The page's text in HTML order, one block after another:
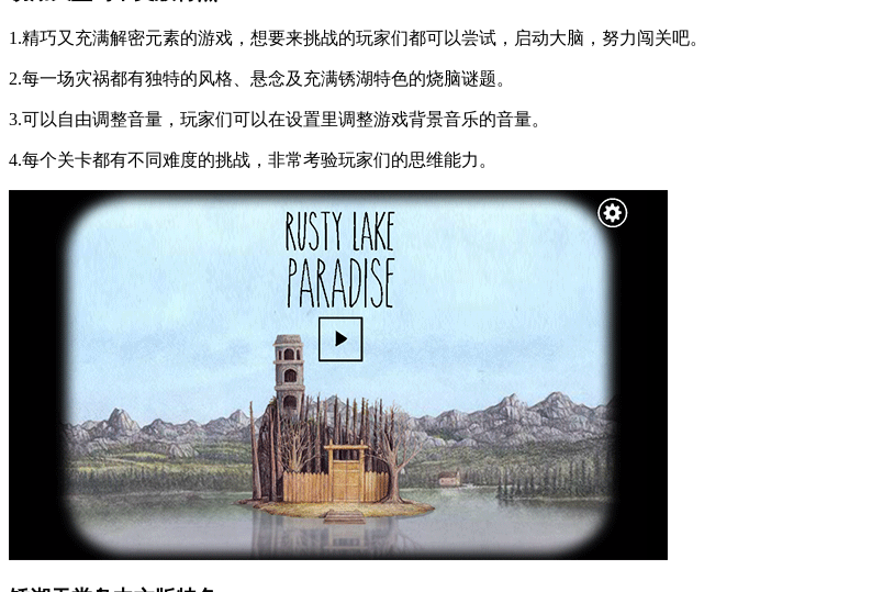
1.精巧又充满解密元素的游戏，想要来挑战的玩家们都可以尝试，启动大脑，努力闯关吧。
2.每一场灾祸都有独特的风格、悬念及充满锈湖特色的烧脑谜题。
3.可以自由调整音量，玩家们可以在设置里调整游戏背景音乐的音量。
4.每个关卡都有不同难度的挑战，非常考验玩家们的思维能力。